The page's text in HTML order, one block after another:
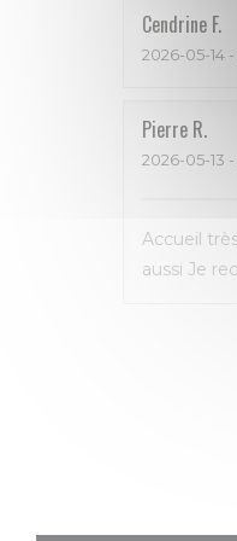
Cendrine F
2026-05-14
Pierre R
2026-05-13
Accueil
aussi Je